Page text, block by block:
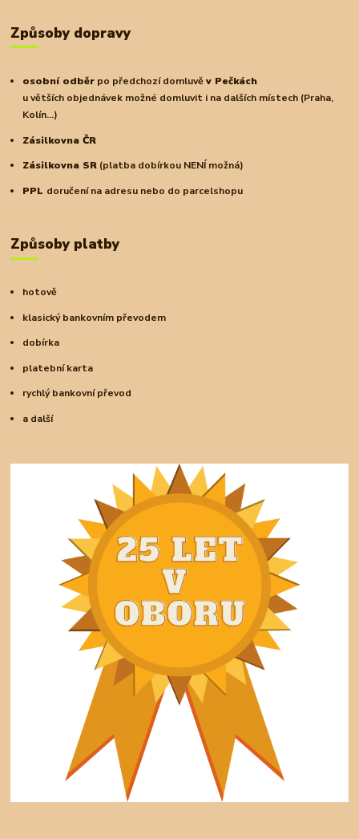
Způsoby dopravy
osobní odběr po předchozí domluvěv Pečkách
u větších objednávek možné domluvit i na dalších místech (Praha,
Kolín...)
Zásilkovna ČR
Zásilkovna SR (platba dobírkou NENÍ možná)
PPL doručení na adresu nebo do parcelshopu
Způsoby platby
hotově
klasický bankovním převodem
dobírka
platební karta
rychlý bankovní převod
a další